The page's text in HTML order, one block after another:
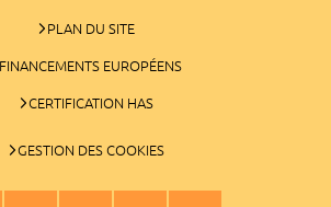
PLAN DU SITE
FINANCEMENTS EUROPÉENS
CERTIFICATION HAS
GESTION DES COOKIES